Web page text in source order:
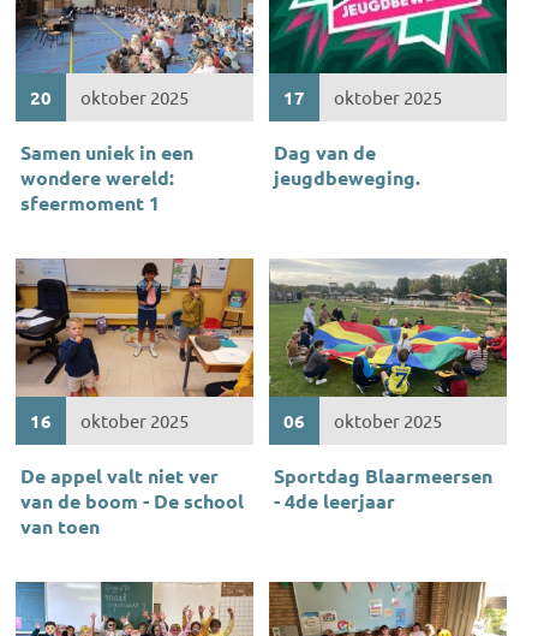
20 oktober 2025
Samen uniek in een
wondere wereld:
sfeermoment 1
17 oktober 2025
Dag van de
jeugdbeweging.
16 oktober 2025
De appel valt niet ver
van de boom - De school
van toen
06 oktober 2025
Sportdag Blaarmeersen
- 4de leerjaar